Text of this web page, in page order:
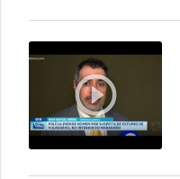
play_circle_outline